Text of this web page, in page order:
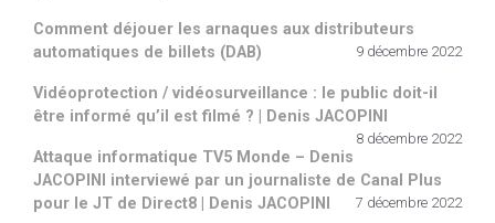
Comment déjouer les arnaques aux distributeurs
automatiques de billets (DAB)
9 décembre 2022
Vidéoprotection / vidéosurveillance : le public doit-il
être informé qu’il est filmé ? | Denis JACOPINI
8 décembre 2022
Attaque informatique TV5 Monde – Denis
JACOPINI interviewé par un journaliste de Canal Plus
pour le JT de Direct8 | Denis JACOPINI
7 décembre 2022